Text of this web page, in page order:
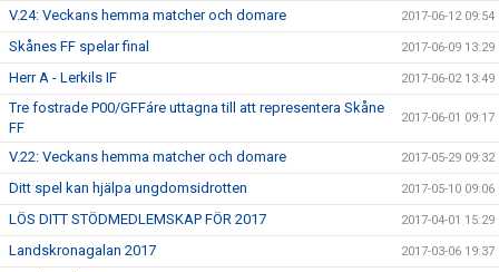
V.24: Veckans hemma matcher och domare 2017-06-12 09:54
Skånes FF spelar final 2017-06-09 13:29
Herr A - Lerkils IF 2017-06-02 13:49
Tre fostrade P00/GFFáre uttagna till att representera Skåne
FF
2017-06-01 09:17
V.22: Veckans hemma matcher och domare 2017-05-29 09:32
Ditt spel kan hjälpa ungdomsidrotten 2017-05-10 09:06
LÖS DITT STÖDMEDLEMSKAP FÖR 2017 2017-04-01 15:29
Landskronagalan 2017 2017-03-06 19:37